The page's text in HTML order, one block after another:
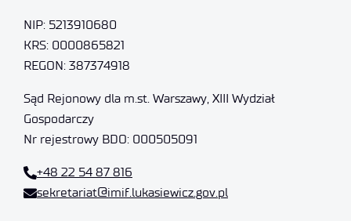
NIP: 5213910680
KRS: 0000865821
REGON: 387374918
Sąd Rejonowy dla m.st. Warszawy, XIII Wydział
Gospodarczy
Nr rejestrowy BDO: 000505091
+48 22 54 87 816
sekretariat@imif.lukasiewicz.gov.pl